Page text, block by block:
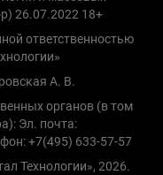
26.07.2022 18+
ответственностью
А. В.
органов (в том
Эл. почта:
+7(495) 633-57-57
Технологии», 2026.